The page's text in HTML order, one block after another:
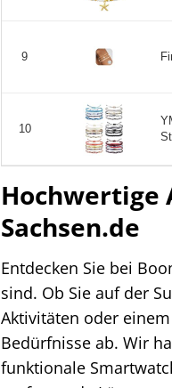
9
10
Hochwertige
Sachsen.de
Entdecken Sie bei
sind. Ob Sie auf der
Aktivitäten oder
Bedürfnisse ab. Wir
funktionale